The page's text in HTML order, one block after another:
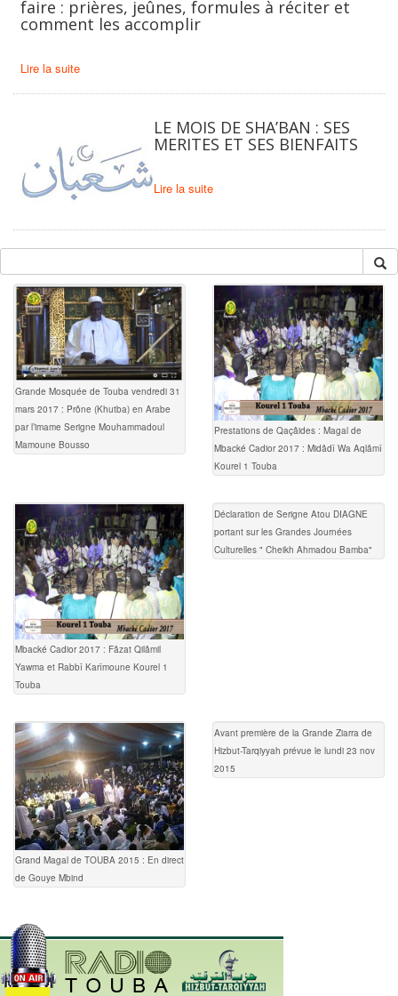
faire : prières, jeûnes, formules à réciter et
comment les accomplir
Lire la suite
LE MOIS DE SHA’BAN : SES
MERITES ET SES BIENFAITS
Lire la suite
Grande Mosquée de Touba vendredi 31
mars 2017 : Prône (Khutba) en Arabe
par l’imame Serigne Mouhammadoul
Mamoune Bousso
Prestations de Qaçâides : Magal de
Mbacké Cadior 2017 : Midâdî Wa Aqlâmî
Kourel 1 Touba
Mbacké Cadior 2017 : Fâzat Qilâmil
Yawma et Rabbî Karîmoune Kourel 1
Touba
Déclaration de Serigne Atou DIAGNE
portant sur les Grandes Journées
Culturelles " Cheikh Ahmadou Bamba"
Grand Magal de TOUBA 2015 : En direct
de Gouye Mbind
Avant première de la Grande Ziarra de
Hizbut-Tarqiyyah prévue le lundi 23 nov
2015